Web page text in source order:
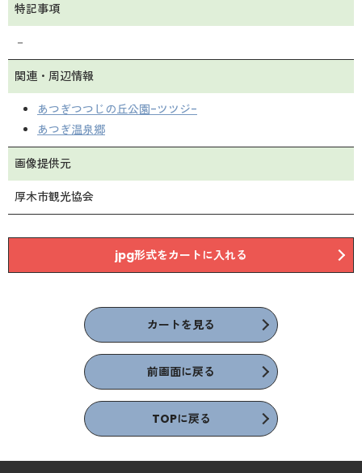
特記事項
－
関連・周辺情報
あつぎつつじの丘公園-ツツジ-
あつぎ温泉郷
画像提供元
厚木市観光協会
jpg形式をカートに入れる
カートを見る
前画面に戻る
TOPに戻る